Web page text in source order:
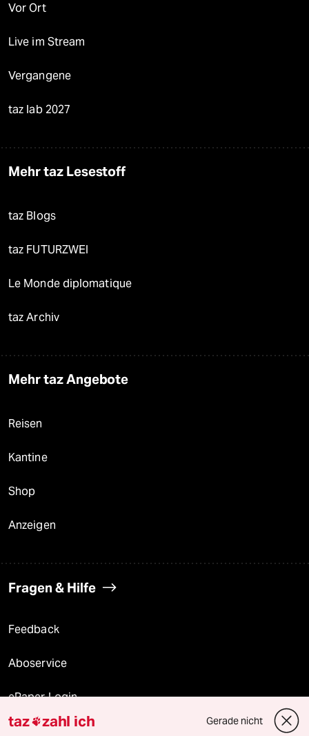
Vor Ort
Live im Stream
Vergangene
taz lab 2027
Mehr taz Lesestoff
taz Blogs
taz FUTURZWEI
Le Monde diplomatique
taz Archiv
Mehr taz Angebote
Reisen
Kantine
Shop
Anzeigen
Fragen & Hilfe
Feedback
Aboservice
ePaper Login
Downloads für Abonnierende
taz zahl ich Gerade nicht